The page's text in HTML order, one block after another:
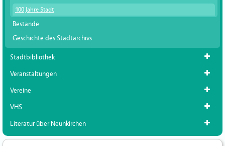
100 Jahre Stadt
Bestände
Geschichte des Stadtarchivs
Stadtbibliothek
Veranstaltungen
Vereine
VHS
Literatur über Neunkirchen